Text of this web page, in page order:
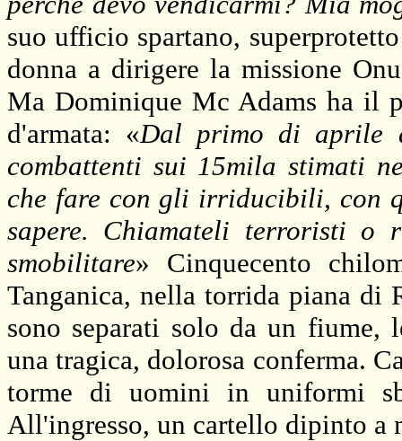
suo ufficio spartano,
donna a dirigere la missione
Ma Dominique Mc Adams ha il
d'armata: «Dal primo di aprile
combattenti sui 15mila stimati
che fare con gli irriducibili, con
sapere. Chiamateli terroristi
smobilitare» Cinquecento
Tanganica, nella torrida piana di
sono separati solo da un fiume,
una tragica, dolorosa conferma.
torme di uomini in uniformi
All'ingresso, un cartello dipinto a